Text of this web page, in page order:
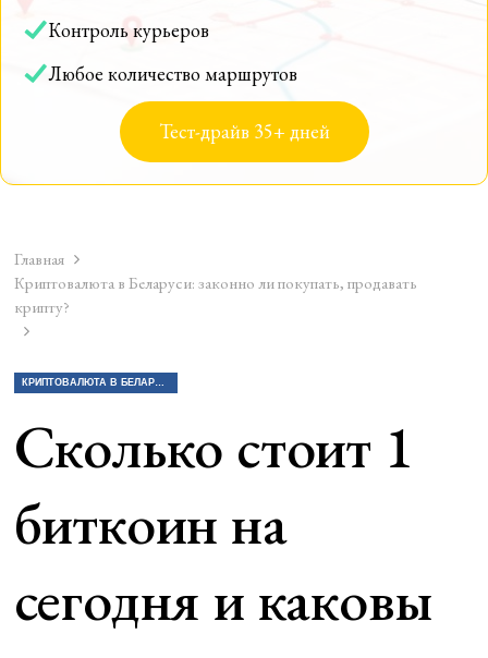
Контроль курьеров
Любое количество маршрутов
Тест-драйв 35+ дней
Главная
Криптовалюта в Беларуси: законно ли покупать, продавать
крипту?
КРИПТОВАЛЮТА В БЕЛАРУСИ: ЗАКОННО ЛИ ПОКУПАТЬ, ПРОДАВАТЬ КРИПТУ?
Сколько стоит 1
биткоин на
сегодня и каковы